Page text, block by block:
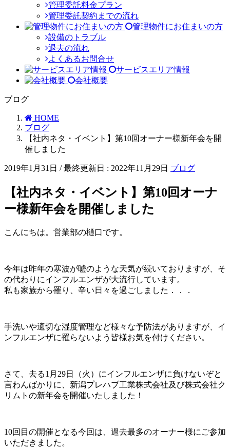
管理委託料金プラン
管理委託契約までの流れ
管理物件にお住まいの方
設備のトラブル
退去の流れ
よくあるお問合せ
サービスエリア情報
会社概要
ブログ
HOME
ブログ
【社内ネタ・イベント】第10回オーナー様新年会を開
催しました
2019年1月31日 / 最終更新日 : 2022年11月29日 ブログ
【社内ネタ・イベント】第10回オーナ
ー様新年会を開催しました
こんにちは。営業部の樋口です。
今年は昨年の寒波が嘘のような天気が続いておりますが、そ
の代わりにインフルエンザが大流行しています。
私も家族から罹り、辛い日々を過ごしました．．．
手洗いや適切な湿度管理など様々な予防法がありますが、イ
ンフルエンザに罹らないよう皆様お気を付けください。
さて、去る1月29日（火）にインフルエンザに負けないぞと
言わんばかりに、新潟プレハブ工業株式会社及び株式会社ク
リムトの新年会を開催いたしました！
10回目の開催となる今回は、過去最多のオーナー様にご参加
いただきました。